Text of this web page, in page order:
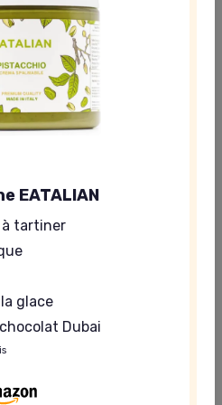
encourage de plus en plus
la pâte à tartiner
Jeefama 200gr
EATALIAN
à tartiner
glace
Dubai